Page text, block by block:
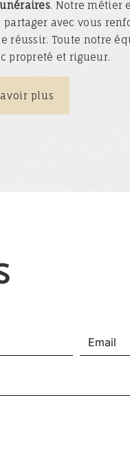
. Notre métier
partager avec vous
réussir. Toute notre
propreté et rigueur.
plus